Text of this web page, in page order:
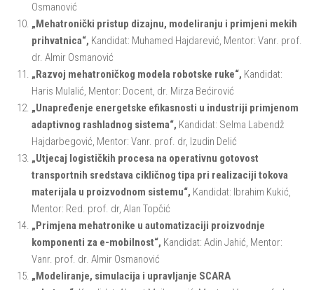
Osmanović
„Mehatronički pristup dizajnu, modeliranju i primjeni mekih
prihvatnica“, Kandidat: Muhamed Hajdarević, Mentor: Vanr. prof.
dr. Almir Osmanović
„Razvoj mehatroničkog modela robotske ruke“, Kandidat:
Haris Mulalić, Mentor: Docent, dr. Mirza Bećirović
„Unapređenje energetske efikasnosti u industriji primjenom
adaptivnog rashladnog sistema“, Kandidat: Selma Labendž
Hajdarbegović, Mentor: Vanr. prof. dr, Izudin Delić
„Utjecaj logističkih procesa na operativnu gotovost
transportnih sredstava cikličnog tipa pri realizaciji tokova
materijala u proizvodnom sistemu“, Kandidat: Ibrahim Kukić,
Mentor: Red. prof. dr, Alan Topčić
„Primjena mehatronike u automatizaciji proizvodnje
komponenti za e-mobilnost“, Kandidat: Adin Jahić, Mentor:
Vanr. prof. dr. Almir Osmanović
„Modeliranje, simulacija i upravljanje SCARA